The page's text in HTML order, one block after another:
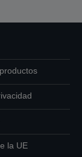
la UE